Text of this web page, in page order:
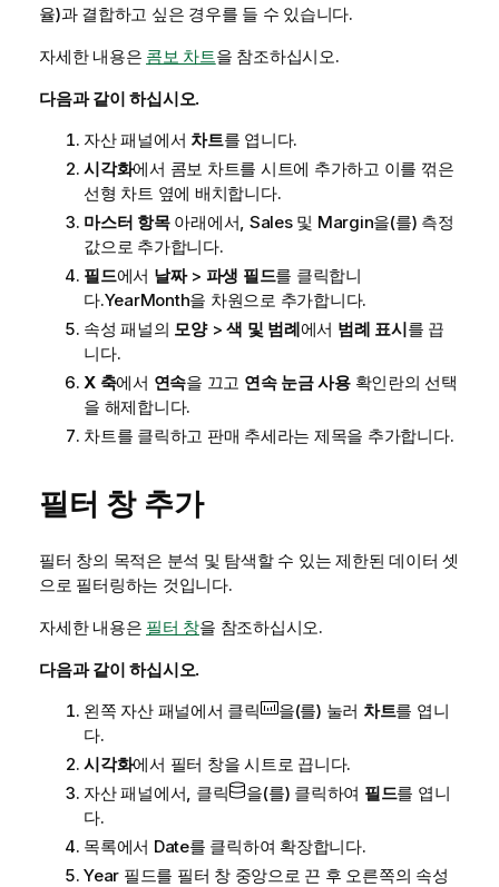
율)과 결합하고 싶은 경우를 들 수 있습니다.
자세한 내용은 콤보 차트을 참조하십시오.
다음과 같이 하십시오.
자산 패널에서 차트를 엽니다.
시각화에서 콤보 차트를 시트에 추가하고 이를 꺾은
선형 차트 옆에 배치합니다.
마스터 항목아래에서, Sales및 Margin을(를) 측정
값으로 추가합니다.
필드에서 날짜> 파생 필드를 클릭합니
다.YearMonth을 차원으로 추가합니다.
속성 패널의 모양> 색 및 범례에서 범례 표시를 끕
니다.
X 축에서 연속을 끄고 연속 눈금 사용확인란의 선택
을 해제합니다.
차트를 클릭하고 판매 추세라는 제목을 추가합니다.
필터 창 추가
필터 창의 목적은 분석 및 탐색할 수 있는 제한된 데이터 셋
으로 필터링하는 것입니다.
자세한 내용은 필터 창을 참조하십시오.
다음과 같이 하십시오.
왼쪽 자산 패널에서 클릭
을(를) 눌러 차트를 엽니
다.
시각화에서 필터 창을 시트로 끕니다.
자산 패널에서, 클릭
을(를) 클릭하여 필드를 엽니
다.
목록에서 Date를 클릭하여 확장합니다.
Year 필드를 필터 창 중앙으로 끈 후 오른쪽의 속성